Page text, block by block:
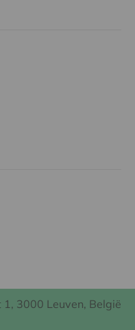
3000 Leuven, België